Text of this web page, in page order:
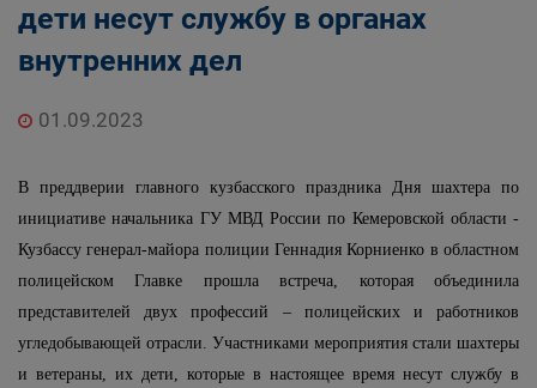
дети несут службу в органах
внутренних дел
01.09.2023
В преддверии главного кузбасского праздника Дня шахтера по
инициативе начальника ГУ МВД России по Кемеровской области -
Кузбассу генерал-майора полиции Геннадия Корниенко в областном
полицейском Главке прошла встреча, которая объединила
представителей двух профессий – полицейских и работников
угледобывающей отрасли. Участниками мероприятия стали шахтеры
и ветераны, их дети, которые в настоящее время несут службу в